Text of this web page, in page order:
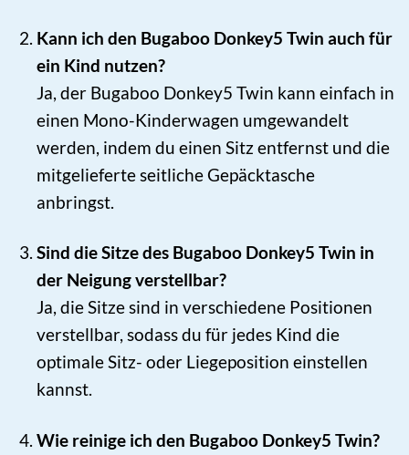
Kann ich den Bugaboo Donkey5 Twin auch für
ein Kind nutzen?
Ja, der Bugaboo Donkey5 Twin kann einfach in
einen Mono-Kinderwagen umgewandelt
werden, indem du einen Sitz entfernst und die
mitgelieferte seitliche Gepäcktasche
anbringst.
Sind die Sitze des Bugaboo Donkey5 Twin in
der Neigung verstellbar?
Ja, die Sitze sind in verschiedene Positionen
verstellbar, sodass du für jedes Kind die
optimale Sitz- oder Liegeposition einstellen
kannst.
Wie reinige ich den Bugaboo Donkey5 Twin?